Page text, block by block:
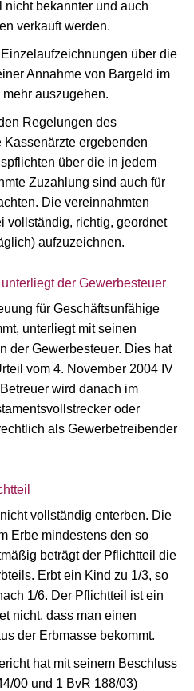
bekannter und auch
verkauft werden.
über die
Annahme von Bargeld im
auszugehen.
Regelungen des
ergebenden
über die in jedem
Zuzahlung sind auch für
Die vereinnahmten
vollständig, richtig, geordnet
aufzuzeichnen.
der Gewerbesteuer
für Geschäftsunfähige
unterliegt mit seinen
der Gewerbesteuer. Dies hat
vom 4. November 2004 IV
wird danach im
oder
als Gewerbetreibender
vollständig enterben. Die
Erbe mindestens den so
beträgt der Pflichtteil die
Erbt ein Kind zu 1/3, so
1/6. Der Pflichtteil ist ein
nicht, dass man einen
der Erbmasse bekommt.
hat mit seinem Beschluss
00 und 1 BvR 188/03)